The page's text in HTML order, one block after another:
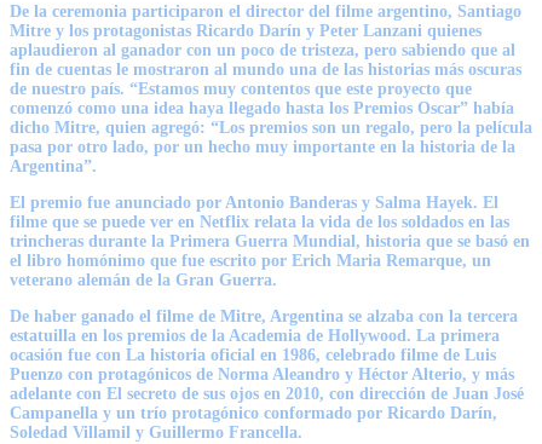
De la ceremonia participaron el director del filme argentino, Santiago
Mitre y los protagonistas Ricardo Darín y Peter Lanzani quienes
aplaudieron al ganador con un poco de tristeza, pero sabiendo que al
fin de cuentas le mostraron al mundo una de las historias más oscuras
de nuestro país. “Estamos muy contentos que este proyecto que
comenzó como una idea haya llegado hasta los Premios Oscar” había
dicho Mitre, quien agregó: “Los premios son un regalo, pero la película
pasa por otro lado, por un hecho muy importante en la historia de la
Argentina”.
El premio fue anunciado por Antonio Banderas y Salma Hayek. El
filme que se puede ver en Netflix relata la vida de los soldados en las
trincheras durante la Primera Guerra Mundial, historia que se basó en
el libro homónimo que fue escrito por Erich Maria Remarque, un
veterano alemán de la Gran Guerra.
De haber ganado el filme de Mitre, Argentina se alzaba con la tercera
estatuilla en los premios de la Academia de Hollywood. La primera
ocasión fue con La historia oficial en 1986, celebrado filme de Luis
Puenzo con protagónicos de Norma Aleandro y Héctor Alterio, y más
adelante con El secreto de sus ojos en 2010, con dirección de Juan José
Campanella y un trío protagónico conformado por Ricardo Darín,
Soledad Villamil y Guillermo Francella.